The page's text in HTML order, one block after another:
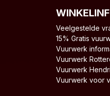
Veelgestelde
15% Gratis
Vuurwerk
Vuurwerk
Vuurwerk
Vuurwerk voor